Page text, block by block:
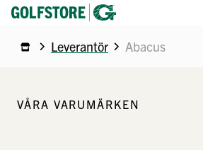
Leverantör Abacus
VÅRA VARUMÄRKEN